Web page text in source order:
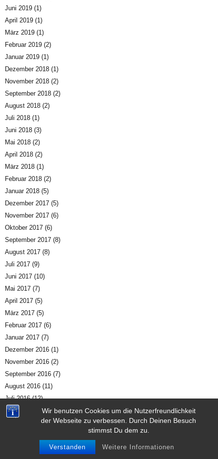
Wir benutzen Cookies um die Nutzerfreundlichkeit
der Webseite zu verbessen. Durch Deinen Besuch
stimmst Du dem zu.
Verstanden Weitere Informationen
Juni 2019 (1)
April 2019 (1)
März 2019 (1)
Februar 2019 (2)
Januar 2019 (1)
Dezember 2018 (1)
November 2018 (2)
September 2018 (2)
August 2018 (2)
Juli 2018 (1)
Juni 2018 (3)
Mai 2018 (2)
April 2018 (2)
März 2018 (1)
Februar 2018 (2)
Januar 2018 (5)
Dezember 2017 (5)
November 2017 (6)
Oktober 2017 (6)
September 2017 (8)
August 2017 (8)
Juli 2017 (9)
Juni 2017 (10)
Mai 2017 (7)
April 2017 (5)
März 2017 (5)
Februar 2017 (6)
Januar 2017 (7)
Dezember 2016 (1)
November 2016 (2)
September 2016 (7)
August 2016 (11)
Juli 2016(12)
Juni 2016